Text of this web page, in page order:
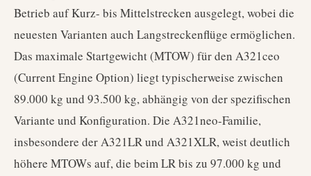
Betrieb auf Kurz- bis Mittelstrecken ausgelegt, wobei die
neuesten Varianten auch Langstreckenflüge ermöglichen.
Das maximale Startgewicht (MTOW) für den A321ceo
(Current Engine Option) liegt typischerweise zwischen
89.000 kg und 93.500 kg, abhängig von der spezifischen
Variante und Konfiguration. Die A321neo-Familie,
insbesondere der A321LR und A321XLR, weist deutlich
höhere MTOWs auf, die beim LR bis zu 97.000 kg und